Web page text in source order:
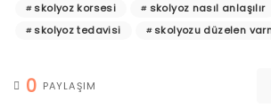
skolyoz korsesi
skolyoz nasıl anlaşılır
skolyoz tedavisi
skolyozu düzelen
0 PAYLAŞIM